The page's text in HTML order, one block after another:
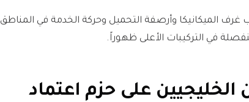
غرف الميكانيكا وأرصفة التحميل وحركة الخدمة في المناطق
في التركيبات الأعلى ظهوراً.
على حزم اعتماد